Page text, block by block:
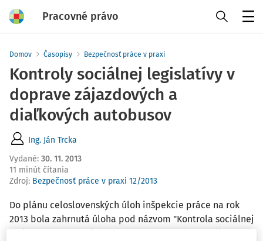
Pracovné právo
Domov Časopisy Bezpečnosť práce v praxi
Kontroly sociálnej legislatívy v
doprave zájazdových a
diaľkových autobusov
Ing. Ján Trcka
Vydané: 30. 11. 2013
11 minút čítania
Zdroj: Bezpečnosť práce v praxi 12/2013
Do plánu celoslovenských úloh inšpekcie práce na rok
2013 bola zahrnutá úloha pod názvom "Kontrola sociálnej
legislatívy v cestnej doprave so zameraním na zájazdové